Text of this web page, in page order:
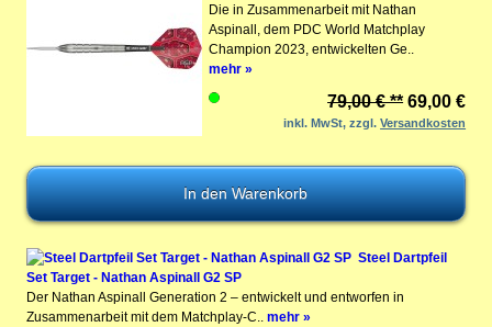
Die in Zusammenarbeit mit Nathan
Aspinall, dem PDC World Matchplay
Champion 2023, entwickelten Ge..
mehr »
79,00 € ** 69,00 €
inkl. MwSt, zzgl.Versandkosten
Steel Dartpfeil
Set Target - Nathan Aspinall G2 SP
Der Nathan Aspinall Generation 2 – entwickelt und entworfen in
Zusammenarbeit mit dem Matchplay-C.. mehr »